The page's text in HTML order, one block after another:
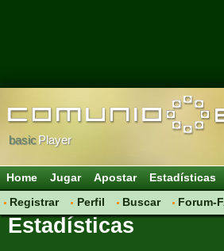
basicPlayer
Home Jugar Apostar Estadísticas
Registrar
Perfil Buscar Forum-
Estadísticas